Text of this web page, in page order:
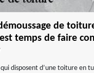
de
temps de faire
disposent d’une toiture en